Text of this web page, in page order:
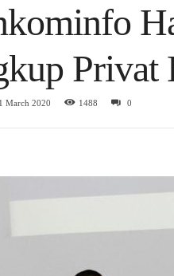
Privat
March 2020 1488 0